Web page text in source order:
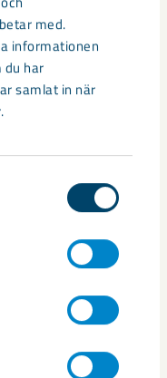
med.
informationen
har
samlat in när
öka
gruva
I takt med att
fram